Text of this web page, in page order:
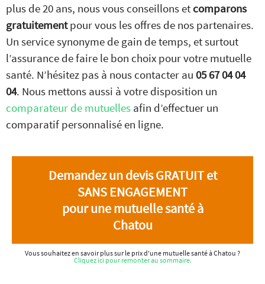
plus de 20 ans, nous vous conseillons et comparons
gratuitementpour vous les offres de nos partenaires.
Un service synonyme de gain de temps, et surtout
l’assurance de faire le bon choix pour votre mutuelle
santé. N’hésitez pas à nous contacter au 05 67 04 04
04. Nous mettons aussi à votre disposition un
comparateur de mutuelles afin d’effectuer un
comparatif personnalisé en ligne.
Demandez un devis GRATUIT et
SANS ENGAGEMENT
pour une mutuelle santé à
Chatou
Vous souhaitez en savoir plus sur le prix d'une mutuelle santé à Chatou ?
Cliquez ici pour remonter au sommaire.